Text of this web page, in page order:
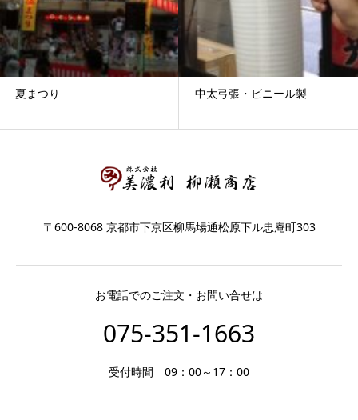
夏まつり 中太弓張・ビニール製
〒600-8068 京都市下京区柳馬場通松原下ル忠庵町303
お電話でのご注文・お問い合せは
075-351-1663
受付時間 09：00～17：00